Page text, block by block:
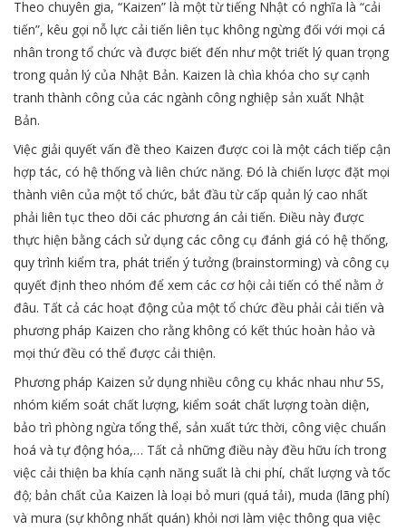
Theo chuyên gia, “Kaizen” là một từ tiếng Nhật có nghĩa là “cải
tiến”, kêu gọi nỗ lực cải tiến liên tục không ngừng đối với mọi cá
nhân trong tổ chức và được biết đến như một triết lý quan trọng
trong quản lý của Nhật Bản. Kaizen là chìa khóa cho sự cạnh
tranh thành công của các ngành công nghiệp sản xuất Nhật
Bản.
Việc giải quyết vấn đề theo Kaizen được coi là một cách tiếp cận
hợp tác, có hệ thống và liên chức năng. Đó là chiến lược đặt mọi
thành viên của một tổ chức, bắt đầu từ cấp quản lý cao nhất
phải liên tục theo dõi các phương án cải tiến. Điều này được
thực hiện bằng cách sử dụng các công cụ đánh giá có hệ thống,
quy trình kiểm tra, phát triển ý tưởng (brainstorming) và công cụ
quyết định theo nhóm để xem các cơ hội cải tiến có thể nằm ở
đâu. Tất cả các hoạt động của một tổ chức đều phải cải tiến và
phương pháp Kaizen cho rằng không có kết thúc hoàn hảo và
mọi thứ đều có thể được cải thiện.
Phương pháp Kaizen sử dụng nhiều công cụ khác nhau như 5S,
nhóm kiểm soát chất lượng, kiểm soát chất lượng toàn diện,
bảo trì phòng ngừa tổng thể, sản xuất tức thời, công việc chuẩn
hoá và tự động hóa,… Tất cả những điều này đều hữu ích trong
việc cải thiện ba khía cạnh năng suất là chi phí, chất lượng và tốc
độ; bản chất của Kaizen là loại bỏ muri (quá tải), muda (lãng phí)
và mura (sự không nhất quán) khỏi nơi làm việc thông qua việc